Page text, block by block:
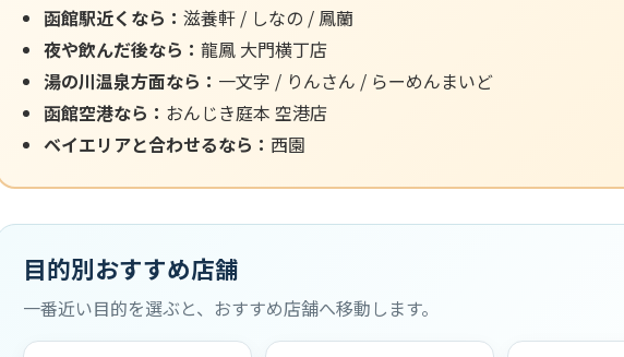
函館駅近くなら： 滋養軒 / しなの / 鳳蘭
夜や飲んだ後なら： 龍鳳 大門横丁店
湯の川温泉方面なら： 一文字 / りんさん / らーめんまいど
函館空港なら： おんじき庭本 空港店
ベイエリアと合わせるなら： 西園
目的別おすすめ店舗
一番近い目的を選ぶと、おすすめ店舗へ移動します。